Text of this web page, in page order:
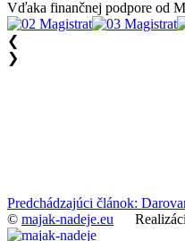
Vďaka finančnej podpore od
❮
❯
Predchádzajúci článok:
© majak-nadeje.eu